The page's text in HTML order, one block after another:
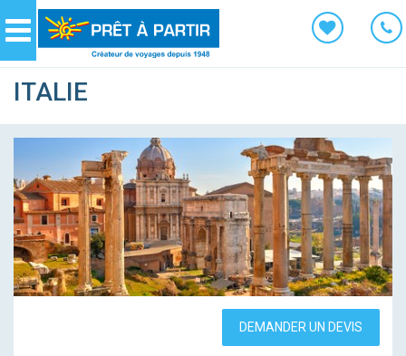
Navigation
ITALIE
DEMANDER UN DEVIS
Panneau de gestion des cookies